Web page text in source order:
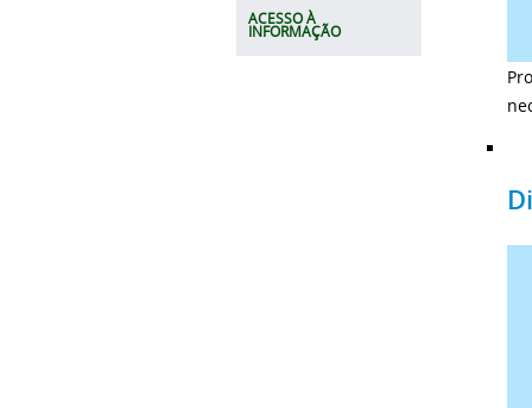
ACESSO À
INFORMAÇÃO